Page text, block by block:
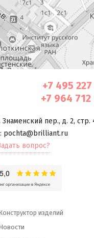
+7 495
+7 964
Знаменский пер., д. 2, стр.
pochta@brilliant.ru
вопрос?
изделий